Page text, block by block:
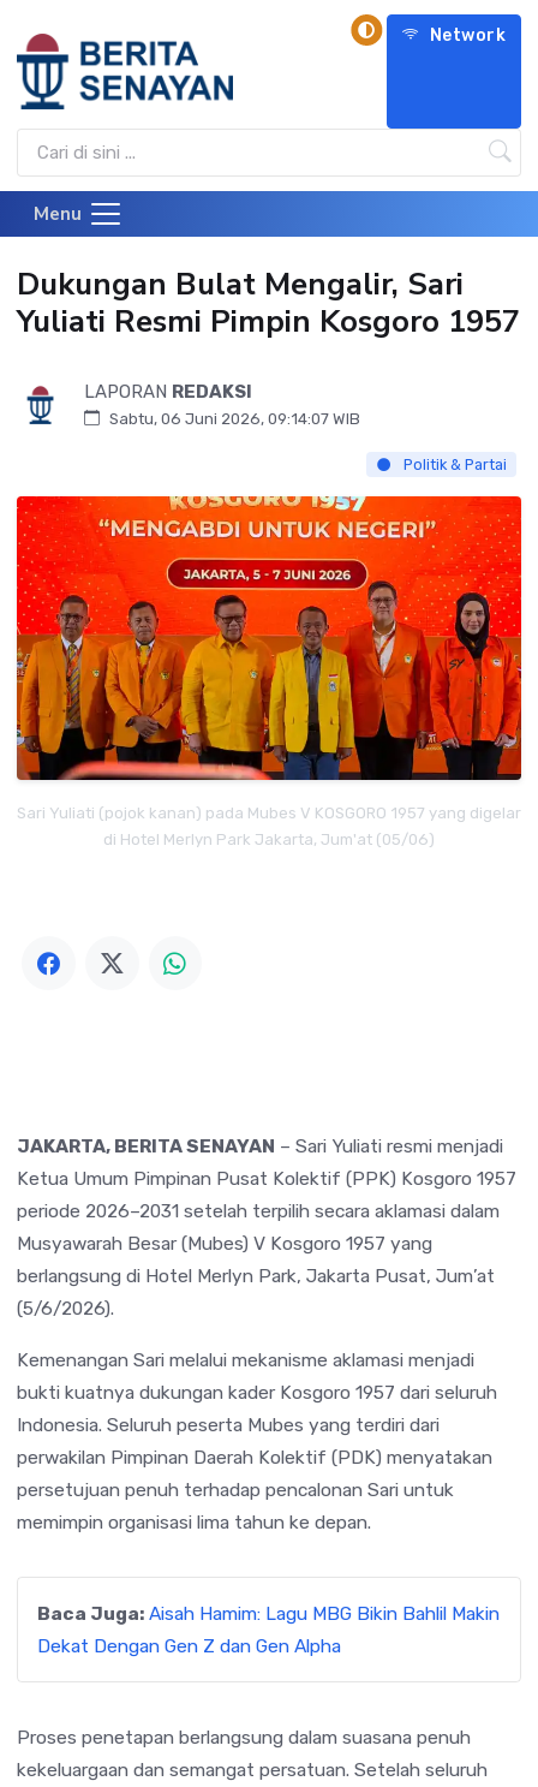
Network
Menu
Dukungan Bulat Mengalir, Sari
Yuliati Resmi Pimpin Kosgoro 1957
LAPORAN REDAKSI
Sabtu, 06 Juni 2026, 09:14:07 WIB
Politik & Partai
Sari Yuliati (pojok kanan) pada Mubes V KOSGORO 1957 yang digelar
di Hotel Merlyn Park Jakarta, Jum'at (05/06)
JAKARTA, BERITA SENAYAN – Sari Yuliati resmi menjadi
Ketua Umum Pimpinan Pusat Kolektif (PPK) Kosgoro 1957
periode 2026–2031 setelah terpilih secara aklamasi dalam
Musyawarah Besar (Mubes) V Kosgoro 1957 yang
berlangsung di Hotel Merlyn Park, Jakarta Pusat, Jum’at
(5/6/2026).
Kemenangan Sari melalui mekanisme aklamasi menjadi
bukti kuatnya dukungan kader Kosgoro 1957 dari seluruh
Indonesia. Seluruh peserta Mubes yang terdiri dari
perwakilan Pimpinan Daerah Kolektif (PDK) menyatakan
persetujuan penuh terhadap pencalonan Sari untuk
memimpin organisasi lima tahun ke depan.
Baca Juga: Aisah Hamim: Lagu MBG Bikin Bahlil Makin
Dekat Dengan Gen Z dan Gen Alpha
Proses penetapan berlangsung dalam suasana penuh
kekeluargaan dan semangat persatuan. Setelah seluruh